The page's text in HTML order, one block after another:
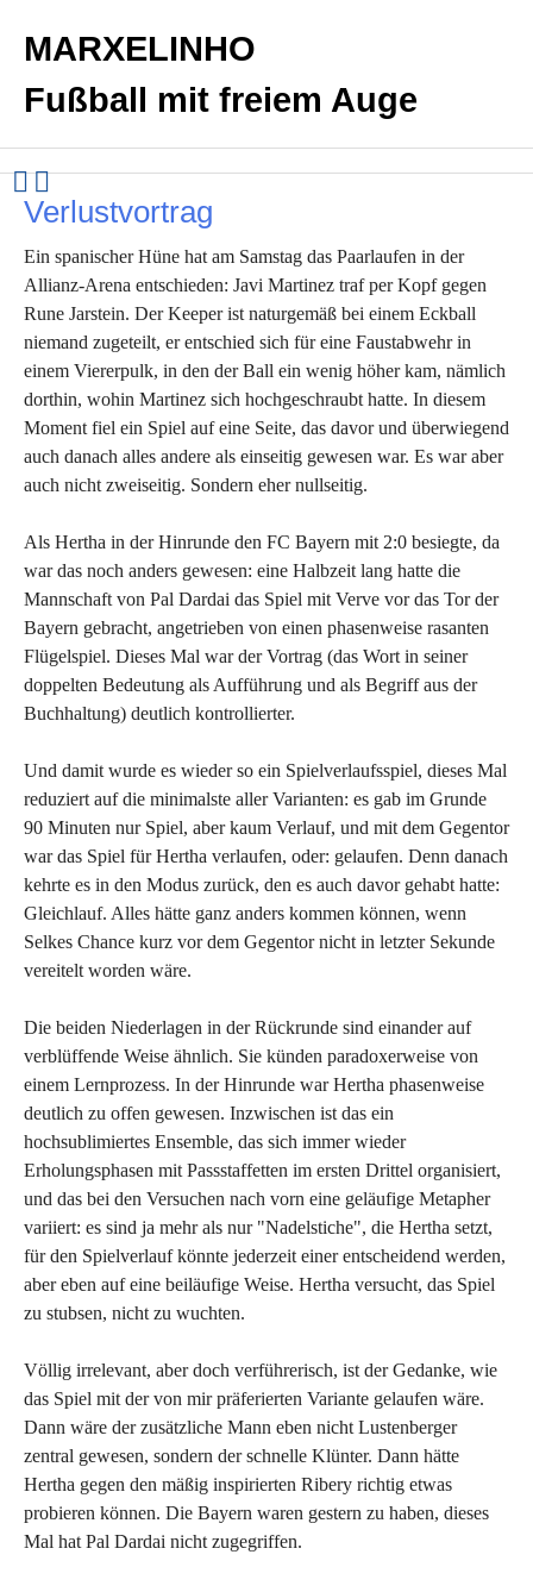
MARXELINHO
Fußball mit freiem Auge
Verlustvortrag
Ein spanischer Hüne hat am Samstag das Paarlaufen in der
Allianz-Arena entschieden: Javi Martinez traf per Kopf gegen
Rune Jarstein. Der Keeper ist naturgemäß bei einem Eckball
niemand zugeteilt, er entschied sich für eine Faustabwehr in
einem Viererpulk, in den der Ball ein wenig höher kam, nämlich
dorthin, wohin Martinez sich hochgeschraubt hatte. In diesem
Moment fiel ein Spiel auf eine Seite, das davor und überwiegend
auch danach alles andere als einseitig gewesen war. Es war aber
auch nicht zweiseitig. Sondern eher nullseitig.
Als Hertha in der Hinrunde den FC Bayern mit 2:0 besiegte, da
war das noch anders gewesen: eine Halbzeit lang hatte die
Mannschaft von Pal Dardai das Spiel mit Verve vor das Tor der
Bayern gebracht, angetrieben von einen phasenweise rasanten
Flügelspiel. Dieses Mal war der Vortrag (das Wort in seiner
doppelten Bedeutung als Aufführung und als Begriff aus der
Buchhaltung) deutlich kontrollierter.
Und damit wurde es wieder so ein Spielverlaufsspiel, dieses Mal
reduziert auf die minimalste aller Varianten: es gab im Grunde
90 Minuten nur Spiel, aber kaum Verlauf, und mit dem Gegentor
war das Spiel für Hertha verlaufen, oder: gelaufen. Denn danach
kehrte es in den Modus zurück, den es auch davor gehabt hatte:
Gleichlauf. Alles hätte ganz anders kommen können, wenn
Selkes Chance kurz vor dem Gegentor nicht in letzter Sekunde
vereitelt worden wäre.
Die beiden Niederlagen in der Rückrunde sind einander auf
verblüffende Weise ähnlich. Sie künden paradoxerweise von
einem Lernprozess. In der Hinrunde war Hertha phasenweise
deutlich zu offen gewesen. Inzwischen ist das ein
hochsublimiertes Ensemble, das sich immer wieder
Erholungsphasen mit Passstaffetten im ersten Drittel organisiert,
und das bei den Versuchen nach vorn eine geläufige Metapher
variiert: es sind ja mehr als nur "Nadelstiche", die Hertha setzt,
für den Spielverlauf könnte jederzeit einer entscheidend werden,
aber eben auf eine beiläufige Weise. Hertha versucht, das Spiel
zu stubsen, nicht zu wuchten.
Völlig irrelevant, aber doch verführerisch, ist der Gedanke, wie
das Spiel mit der von mir präferierten Variante gelaufen wäre.
Dann wäre der zusätzliche Mann eben nicht Lustenberger
zentral gewesen, sondern der schnelle Klünter. Dann hätte
Hertha gegen den mäßig inspirierten Ribery richtig etwas
probieren können. Die Bayern waren gestern zu haben, dieses
Mal hat Pal Dardai nicht zugegriffen.